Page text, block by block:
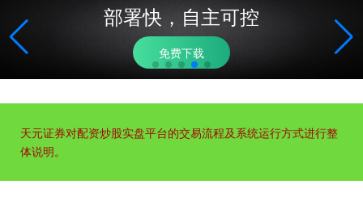
部署快，自主可控
免费下载
天元证券对配资炒股实盘平台的交易流程及系统运行方式进行整
体说明。